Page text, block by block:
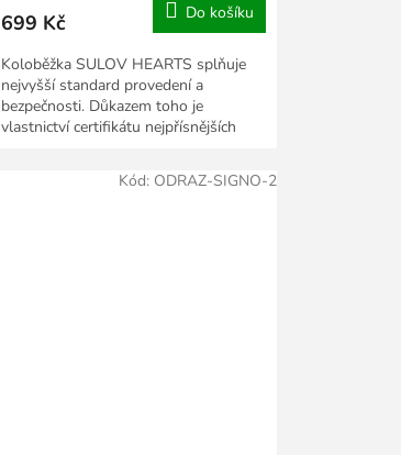
699 Kč Do košíku
Koloběžka SULOV HEARTS splňuje
nejvyšší standard provedení a
bezpečnosti. Důkazem toho je
vlastnictví certifikátu nejpřísnějších
Kód: ODRAZ-SIGNO-2